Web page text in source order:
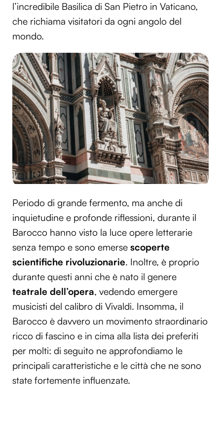
l’incredibile Basilica di San Pietro in Vaticano,
che richiama visitatori da ogni angolo del
mondo.
Periodo di grande fermento, ma anche di
inquietudine e profonde riflessioni, durante il
Barocco hanno visto la luce opere letterarie
senza tempo e sono emerse scoperte
scientifiche rivoluzionarie. Inoltre, è proprio
durante questi anni che è nato il genere
teatrale dell’opera, vedendo emergere
musicisti del calibro di Vivaldi. Insomma, il
Barocco è davvero un movimento straordinario
ricco di fascino e in cima alla lista dei preferiti
per molti: di seguito ne approfondiamo le
principali caratteristiche e le città che ne sono
state fortemente influenzate.